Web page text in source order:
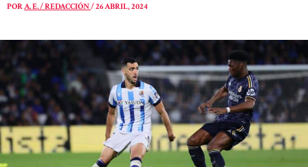
PORA. E. / REDACCIÓN/26 ABRIL, 2024